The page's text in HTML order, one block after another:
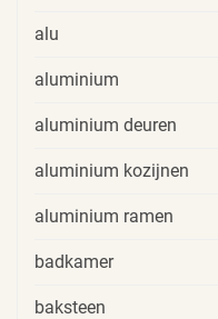
alu
aluminium
aluminium deuren
aluminium kozijnen
aluminium ramen
badkamer
baksteen